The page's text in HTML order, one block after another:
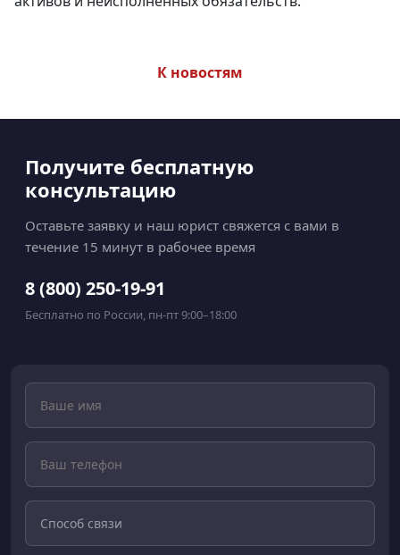
К новостям
Получите бесплатную
консультацию
Оставьте заявку и наш юрист свяжется с вами в
течение 15 минут в рабочее время
8 (800) 250-19-91
Бесплатно по России, пн-пт 9:00–18:00